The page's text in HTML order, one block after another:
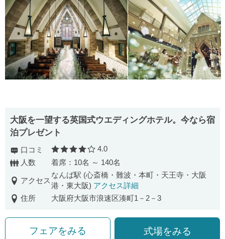
大阪を一望する英国式ウエディングホテル。今なら宿
泊プレゼント
口コミ 口コミ評価
4.0
人数
着席：10名 ～ 140名
アクセス
なんば駅 (心斎橋・難波・本町・天王寺・大阪
港・東大阪) アクセス詳細
住所
大阪府大阪市浪速区湊町1－2－3
フェアをみる 式場をみる